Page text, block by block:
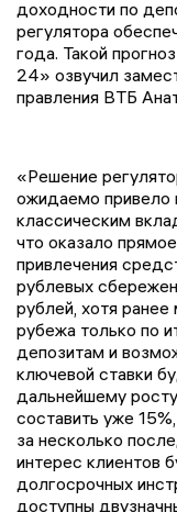
доходности по
регулятора
года. Такой
24» озвучил
правления ВТБ
«Решение
ожидаемо привело
классическим
что оказало
привлечения
рублевых
рублей, хотя
рубежа только по
депозитам и
ключевой ставки
дальнейшему
составить уже
за несколько
интерес клиентов
долгосрочных
доступны